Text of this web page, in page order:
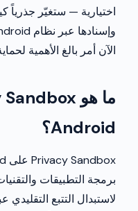
اختيارية — ستغيّر جذرياً
الآن أمر بالغ الأهمية
Android؟
برمجة التطبيقات
لاستبدال التتبع